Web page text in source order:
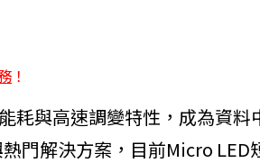
！
耗與高速調變特性，成為資料
門解決方案，目前Micro LED